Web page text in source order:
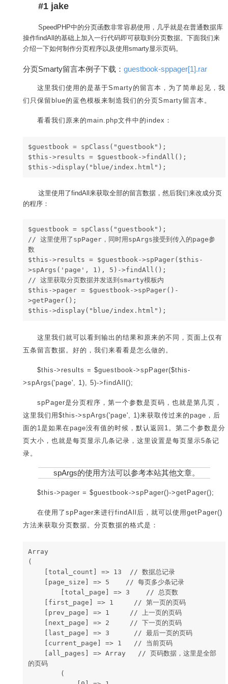
#1 jake
SpeedPHP中的分页函数非常容易使用，几乎就是在普通数据库
操作findAll的基础上加入一行代码即可获取到分页数据。下面我们来
介绍一下如何制作分页程序以及使用smarty显示页码。
分页Smarty留言本例子下载： guestbook-sppager[1].rar
这里我们使用的是基于Smarty的留言本，为了简单起见，我
们只保留blue的蓝色模板来制造我们的分页Smarty留言本。
看看我们原来的main.php文件中的index：
$guestbook = spClass("guestbook");
$this->results = $guestbook->findAll();
$this->display("blue/index.html");
这里使用了findAll来获取全部的留言数据，然后我们来改成分页
的程序：
$guestbook = spClass("guestbook");
// 这里使用了spPager，同时用spArgs接受到传入的page参
数
$this->results = $guestbook->spPager($this-
>spArgs('page', 1), 5)->findAll();
// 这里获取分页数据并发送到smarty模板内
$this->pager = $guestbook->spPager()-
>getPager();
$this->display("blue/index.html");
这里我们就可以看到输出的结果和原来的不同，页面上仅有
五条留言数据。好的，我们来看看是怎么做的。
$this->results = $guestbook->spPager($this-
>spArgs('page', 1), 5)->findAll();
spPager是分页程序，第一个参数是页码，也就是第几页，
这里我们用$this->spArgs('page', 1)来获取传过来的page，后
面的1是如果在page没有值的时候，默认返回1。第二个参数是分
页大小，也就是每页显示几条记录，这里设置是每页显示5条记
录。
spArgs的使用方法可以参考本站其他文章。
$this->pager = $guestbook->spPager()->getPager();
在使用了spPager来进行findAll后，就可以使用getPager()
方法来获取分页数据。分页数据的格式是：
Array
(
[total_count] => 13  // 数据总记录
[page_size] => 5    // 每页多少条记录
[total_page] => 3    // 总页数
[first_page] => 1     // 第一页的页码
[prev_page] => 1     // 上一页的页码
[next_page] => 2     // 下一页的页码
[last_page] => 3      // 最后一页的页码
[current_page] => 1   // 当前页码
[all_pages] => Array   // 页码数据，这里是全部
的页码
(